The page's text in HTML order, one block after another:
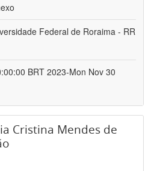
Federal de Roraima - RR
BRT 2023-Mon Nov 30
Cristina Mendes de